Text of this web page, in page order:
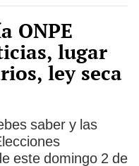
ONPE
lugar
ley seca
saber y las
este domingo 2 de